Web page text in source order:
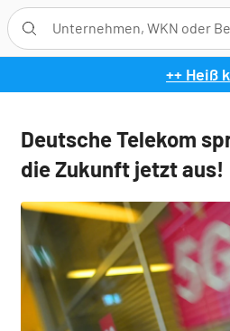
++ Heiß
Deutsche Telekom
die Zukunft jetzt aus!